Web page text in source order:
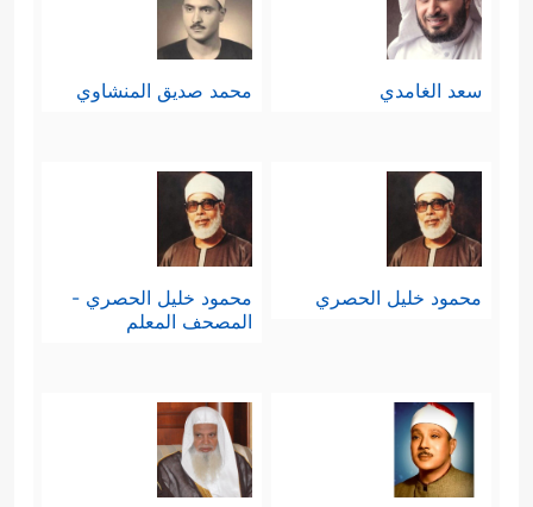
سعد الغامدي محمد صديق المنشاوي
محمود خليل الحصري
محمود خليل الحصري -
المصحف المعلم